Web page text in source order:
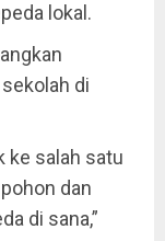
lokal.
di
ke salah satu
dan
di sana,”